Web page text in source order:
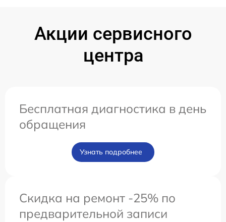
Акции сервисного
центра
Бесплатная диагностика в день
обращения
Узнать подробнее
Скидка на ремонт -25% по
предварительной записи